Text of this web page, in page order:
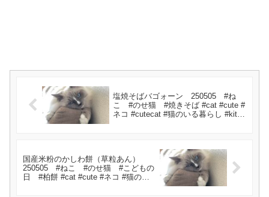
塩焼そばバゴォーン 250505 #ね
こ #のせ猫 #焼きそば #cat #cute #
ネコ #cutecat #猫のいる暮らし #kitty
国産米粉のかしわ餅（草粒あん）
250505 #ねこ #のせ猫 #こどもの
日 #柏餅 #cat #cute #ネコ #猫のい